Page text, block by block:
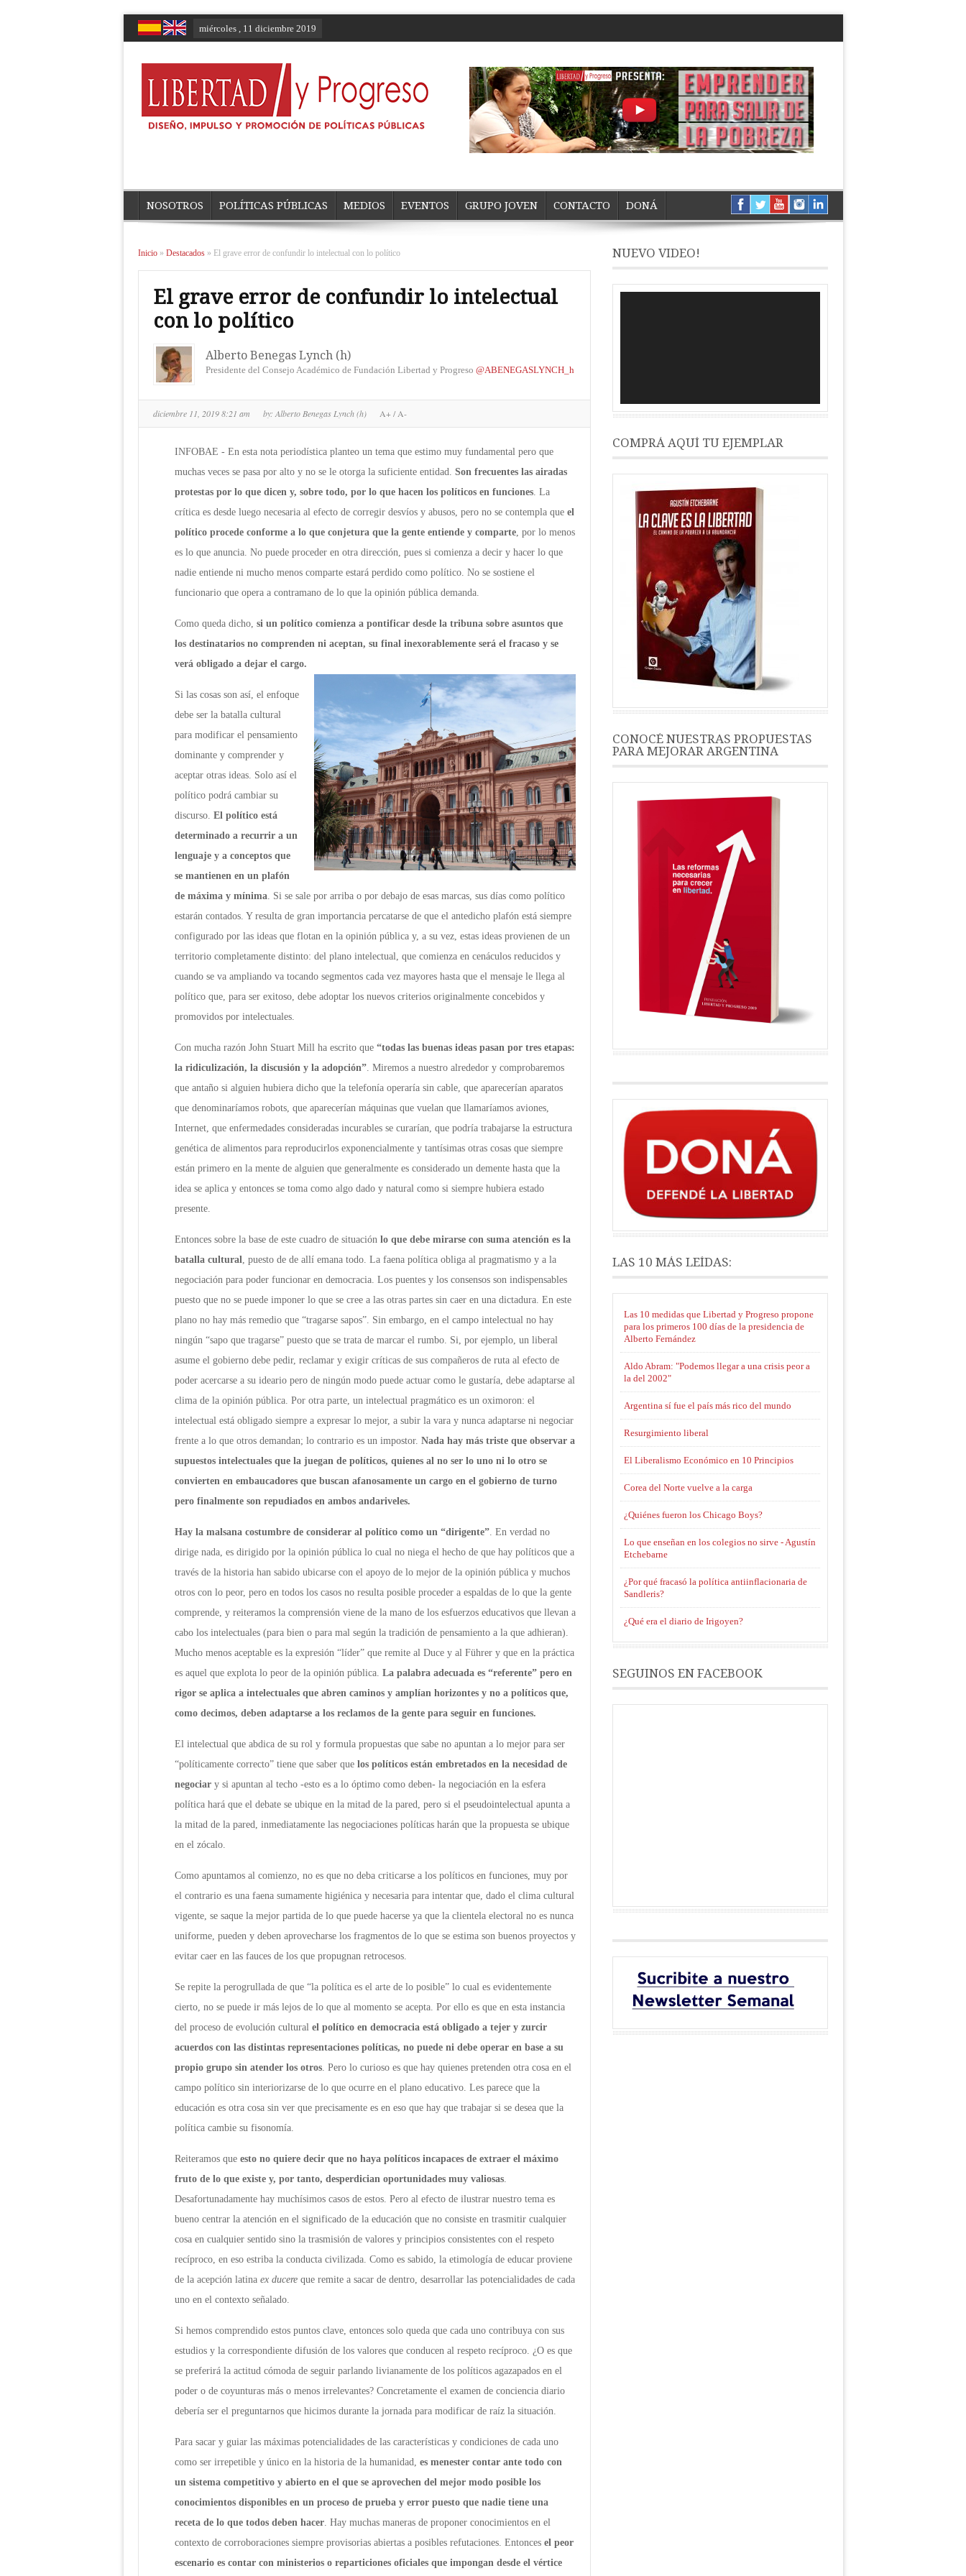
miércoles , 11 diciembre 2019
NOSOTROS POLÍTICAS PÚBLICAS MEDIOS EVENTOS GRUPO JOVEN CONTACTO DONÁ
Inicio » Destacados » El grave error de confundir lo intelectual con lo político
El grave error de confundir lo intelectual
con lo político
Alberto Benegas Lynch (h)
Presidente del Consejo Académico de Fundación Libertad y Progreso @ABENEGASLYNCH_h
diciembre 11, 2019 8:21 am by: Alberto Benegas Lynch (h) A+/A-
INFOBAE - En esta nota periodística planteo un tema que estimo muy fundamental pero que
muchas veces se pasa por alto y no se le otorga la suficiente entidad. Son frecuentes las airadas
protestas por lo que dicen y, sobre todo, por lo que hacen los políticos en funciones. La
crítica es desde luego necesaria al efecto de corregir desvíos y abusos, pero no se contempla que el
político procede conforme a lo que conjetura que la gente entiende y comparte, por lo menos
es lo que anuncia. No puede proceder en otra dirección, pues si comienza a decir y hacer lo que
nadie entiende ni mucho menos comparte estará perdido como político. No se sostiene el
funcionario que opera a contramano de lo que la opinión pública demanda.
Como queda dicho, si un político comienza a pontificar desde la tribuna sobre asuntos que
los destinatarios no comprenden ni aceptan, su final inexorablemente será el fracaso y se
verá obligado a dejar el cargo.
Si las cosas son así, el enfoque
debe ser la batalla cultural
para modificar el pensamiento
dominante y comprender y
aceptar otras ideas. Solo así el
político podrá cambiar su
discurso. El político está
determinado a recurrir a un
lenguaje y a conceptos que
se mantienen en un plafón
de máxima y mínima. Si se sale por arriba o por debajo de esas marcas, sus días como político
estarán contados. Y resulta de gran importancia percatarse de que el antedicho plafón está siempre
configurado por las ideas que flotan en la opinión pública y, a su vez, estas ideas provienen de un
territorio completamente distinto: del plano intelectual, que comienza en cenáculos reducidos y
cuando se va ampliando va tocando segmentos cada vez mayores hasta que el mensaje le llega al
político que, para ser exitoso, debe adoptar los nuevos criterios originalmente concebidos y
promovidos por intelectuales.
Con mucha razón John Stuart Mill ha escrito que “todas las buenas ideas pasan por tres etapas:
la ridiculización, la discusión y la adopción”. Miremos a nuestro alrededor y comprobaremos
que antaño si alguien hubiera dicho que la telefonía operaría sin cable, que aparecerían aparatos
que denominaríamos robots, que aparecerían máquinas que vuelan que llamaríamos aviones,
Internet, que enfermedades consideradas incurables se curarían, que podría trabajarse la estructura
genética de alimentos para reproducirlos exponencialmente y tantísimas otras cosas que siempre
están primero en la mente de alguien que generalmente es considerado un demente hasta que la
idea se aplica y entonces se toma como algo dado y natural como si siempre hubiera estado
presente.
Entonces sobre la base de este cuadro de situación lo que debe mirarse con suma atención es la
batalla cultural, puesto de de allí emana todo. La faena política obliga al pragmatismo y a la
negociación para poder funcionar en democracia. Los puentes y los consensos son indispensables
puesto que no se puede imponer lo que se cree a las otras partes sin caer en una dictadura. En este
plano no hay más remedio que “tragarse sapos”. Sin embargo, en el campo intelectual no hay
ningún “sapo que tragarse” puesto que se trata de marcar el rumbo. Si, por ejemplo, un liberal
asume el gobierno debe pedir, reclamar y exigir críticas de sus compañeros de ruta al efecto de
poder acercarse a su ideario pero de ningún modo puede actuar como le gustaría, debe adaptarse al
clima de la opinión pública. Por otra parte, un intelectual pragmático es un oximoron: el
intelectual está obligado siempre a expresar lo mejor, a subir la vara y nunca adaptarse ni negociar
frente a lo que otros demandan; lo contrario es un impostor. Nada hay más triste que observar a
supuestos intelectuales que la juegan de políticos, quienes al no ser lo uno ni lo otro se
convierten en embaucadores que buscan afanosamente un cargo en el gobierno de turno
pero finalmente son repudiados en ambos andariveles.
Hay la malsana costumbre de considerar al político como un “dirigente”. En verdad no
dirige nada, es dirigido por la opinión pública lo cual no niega el hecho de que hay políticos que a
través de la historia han sabido ubicarse con el apoyo de lo mejor de la opinión pública y muchos
otros con lo peor, pero en todos los casos no resulta posible proceder a espaldas de lo que la gente
comprende, y reiteramos la comprensión viene de la mano de los esfuerzos educativos que llevan a
cabo los intelectuales (para bien o para mal según la tradición de pensamiento a la que adhieran).
Mucho menos aceptable es la expresión “líder” que remite al Duce y al Führer y que en la práctica
es aquel que explota lo peor de la opinión pública. La palabra adecuada es “referente” pero en
rigor se aplica a intelectuales que abren caminos y amplían horizontes y no a políticos que,
como decimos, deben adaptarse a los reclamos de la gente para seguir en funciones.
El intelectual que abdica de su rol y formula propuestas que sabe no apuntan a lo mejor para ser
“políticamente correcto” tiene que saber que los políticos están embretados en la necesidad de
negociar y si apuntan al techo -esto es a lo óptimo como deben- la negociación en la esfera
política hará que el debate se ubique en la mitad de la pared, pero si el pseudointelectual apunta a
la mitad de la pared, inmediatamente las negociaciones políticas harán que la propuesta se ubique
en el zócalo.
Como apuntamos al comienzo, no es que no deba criticarse a los políticos en funciones, muy por
el contrario es una faena sumamente higiénica y necesaria para intentar que, dado el clima cultural
vigente, se saque la mejor partida de lo que puede hacerse ya que la clientela electoral no es nunca
uniforme, pueden y deben aprovecharse los fragmentos de lo que se estima son buenos proyectos y
evitar caer en las fauces de los que propugnan retrocesos.
Se repite la perogrullada de que “la política es el arte de lo posible” lo cual es evidentemente
cierto, no se puede ir más lejos de lo que al momento se acepta. Por ello es que en esta instancia
del proceso de evolución cultural el político en democracia está obligado a tejer y zurcir
acuerdos con las distintas representaciones políticas, no puede ni debe operar en base a su
propio grupo sin atender los otros. Pero lo curioso es que hay quienes pretenden otra cosa en el
campo político sin interiorizarse de lo que ocurre en el plano educativo. Les parece que la
educación es otra cosa sin ver que precisamente es en eso que hay que trabajar si se desea que la
política cambie su fisonomía.
Reiteramos que esto no quiere decir que no haya políticos incapaces de extraer el máximo
fruto de lo que existe y, por tanto, desperdician oportunidades muy valiosas.
Desafortunadamente hay muchísimos casos de estos. Pero al efecto de ilustrar nuestro tema es
bueno centrar la atención en el significado de la educación que no consiste en trasmitir cualquier
cosa en cualquier sentido sino la trasmisión de valores y principios consistentes con el respeto
recíproco, en eso estriba la conducta civilizada. Como es sabido, la etimología de educar proviene
de la acepción latina ex ducere que remite a sacar de dentro, desarrollar las potencialidades de cada
uno en el contexto señalado.
Si hemos comprendido estos puntos clave, entonces solo queda que cada uno contribuya con sus
estudios y la correspondiente difusión de los valores que conducen al respeto recíproco. ¿O es que
se preferirá la actitud cómoda de seguir parlando livianamente de los políticos agazapados en el
poder o de coyunturas más o menos irrelevantes? Concretamente el examen de conciencia diario
debería ser el preguntarnos que hicimos durante la jornada para modificar de raíz la situación.
Para sacar y guiar las máximas potencialidades de las características y condiciones de cada uno
como ser irrepetible y único en la historia de la humanidad, es menester contar ante todo con
un sistema competitivo y abierto en el que se aprovechen del mejor modo posible los
conocimientos disponibles en un proceso de prueba y error puesto que nadie tiene una
receta de lo que todos deben hacer. Hay muchas maneras de proponer conocimientos en el
contexto de corroboraciones siempre provisorias abiertas a posibles refutaciones. Entonces el peor
escenario es contar con ministerios o reparticiones oficiales que impongan desde el vértice
NUEVO VIDEO!
COMPRÁ AQUÍ TU EJEMPLAR
CONOCÉ NUESTRAS PROPUESTAS
PARA MEJORAR ARGENTINA
LAS 10 MÁS LEÍDAS:
Las 10 medidas que Libertad y Progreso propone
para los primeros 100 días de la presidencia de
Alberto Fernández
Aldo Abram: "Podemos llegar a una crisis peor a
la del 2002"
Argentina sí fue el país más rico del mundo
Resurgimiento liberal
El Liberalismo Económico en 10 Principios
Corea del Norte vuelve a la carga
¿Quiénes fueron los Chicago Boys?
Lo que enseñan en los colegios no sirve - Agustín
Etchebarne
¿Por qué fracasó la política antiinflacionaria de
Sandleris?
¿Qué era el diario de Irigoyen?
SEGUINOS EN FACEBOOK